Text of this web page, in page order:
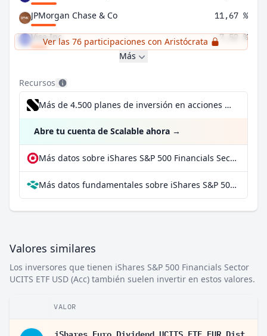
JPMorgan Chase & Co 11,67 %
Visa Inc 7,52 %
Ver las 76 participaciones con Aristócrata
Más
Recursos
Más de 4.500 planes de inversión en acciones desde 1 €
Abre tu cuenta de Scalable ahora →
Más datos sobre iShares S&P 500 Financials Sector UCITS ETF USD (Acc) en extraETF
Más datos fundamentales sobre iShares S&P 500 Financials Sector UCITS ETF USD (Acc) en Parqet
Valores similares
Los inversores que tienen iShares S&P 500 Financials Sector
UCITS ETF USD (Acc) también suelen invertir en estos valores.
VALOR
iShares Euro Dividend UCITS ETF EUR Dist